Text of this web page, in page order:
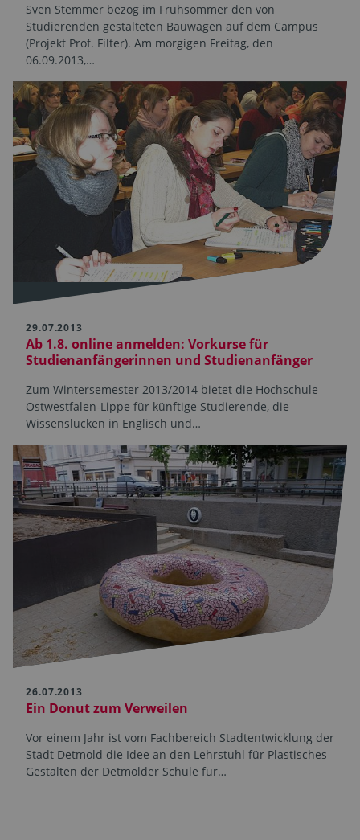
Sven Stemmer bezog im Frühsommer den von
Studierenden gestalteten Bauwagen auf dem Campus
(Projekt Prof. Filter). Am morgigen Freitag, den
06.09.2013,…
29.07.2013
Ab 1.8. online anmelden: Vorkurse für
Studienanfängerinnen und Studienanfänger
Zum Wintersemester 2013/2014 bietet die Hochschule
Ostwestfalen-Lippe für künftige Studierende, die
Wissenslücken in Englisch und…
26.07.2013
Ein Donut zum Verweilen
Vor einem Jahr ist vom Fachbereich Stadtentwicklung der
Stadt Detmold die Idee an den Lehrstuhl für Plastisches
Gestalten der Detmolder Schule für…